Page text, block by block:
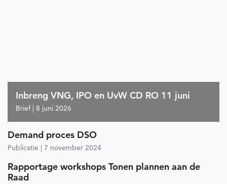
Inbreng VNG, IPO en UvW CD RO 11 juni
Brief 8 juni 2026
Demand proces DSO
Publicatie 7 november 2024
Rapportage workshops Tonen plannen aan de
Raad